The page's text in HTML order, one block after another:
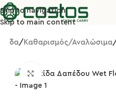
Skip to navigation
Skip to main content
Καθαρισμός/Αναλώσιμα
Κλικ για μεγέθυνση